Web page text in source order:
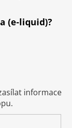
(e-liquid)?
informace